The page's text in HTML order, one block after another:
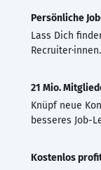
Persönliche
Lass Dich
Recruiter·innen.
21 Mio.
Knüpf neue
besseres Job-
Kostenlos